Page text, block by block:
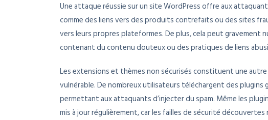
Une attaque réussie sur un site WordPress offre aux
comme des liens vers des produits contrefaits ou des sites
vers leurs propres plateformes. De plus, cela peut gravement
contenant du contenu douteux ou des pratiques de liens
Les extensions et thèmes non sécurisés constituent une
vulnérable. De nombreux utilisateurs téléchargent des
permettant aux attaquants d’injecter du spam. Même les
mis à jour régulièrement, car les failles de sécurité